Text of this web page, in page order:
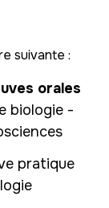
suivante :
orales
biologie -
pratique